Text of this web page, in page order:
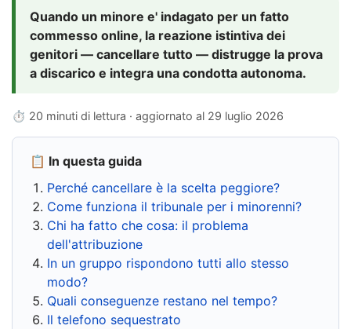
Quando un minore e' indagato per un fatto
commesso online, la reazione istintiva dei
genitori — cancellare tutto — distrugge la prova
a discarico e integra una condotta autonoma.
⏱ 20 minuti di lettura · aggiornato al 29 luglio 2026
📋 In questa guida
Perché cancellare è la scelta peggiore?
Come funziona il tribunale per i minorenni?
Chi ha fatto che cosa: il problema
dell'attribuzione
In un gruppo rispondono tutti allo stesso
modo?
Quali conseguenze restano nel tempo?
Il telefono sequestrato